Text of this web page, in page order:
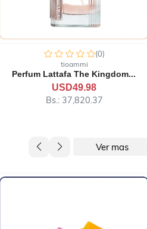
(0)
tioammi
Perfume Lattafa Leather An...
USD29.99
Bs.: 22,693.73
Ver mas
-30%